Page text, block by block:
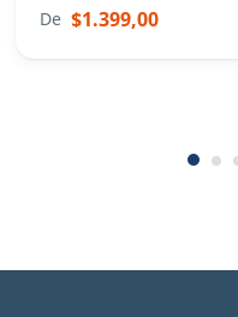
De $1.399,00